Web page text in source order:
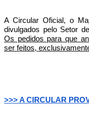
A Circular Oficial, o
divulgados pelo Setor
Os pedidos para que
ser feitos,
>>> A CIRCULAR